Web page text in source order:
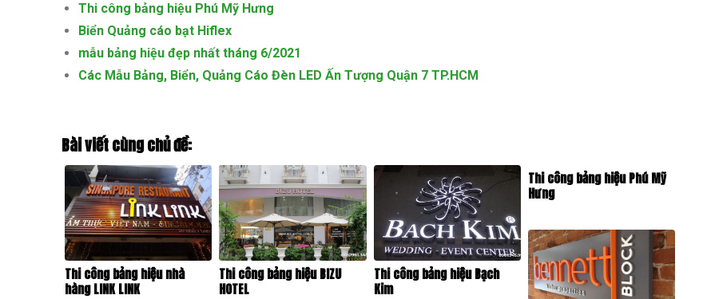
Thi công bảng hiệu Phú Mỹ Hưng
Biển Quảng cáo bạt Hiflex
mẫu bảng hiệu đẹp nhất tháng 6/2021
Các Mẫu Bảng, Biển, Quảng Cáo Đèn LED Ấn Tượng Quận 7 TP.HCM
Bài viết cùng chủ đề:
Thi công bảng hiệu nhà
hàng LINK LINK
Thi công bảng hiệu BIZU
HOTEL
Thi công bảng hiệu Bạch
Kim
Thi công bảng hiệu Phú Mỹ
Hưng